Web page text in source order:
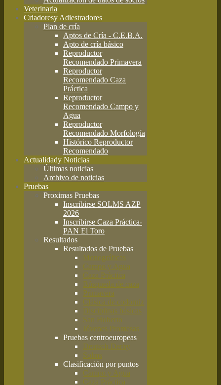
Veterinaria
Criadoresy Adiestradores
Plan de cría
Aptos de Cría - C.E.B.A.
Apto de cría básico
Reproductor
Recomendado Primavera
Reproductor
Recomendado Caza
Práctica
Reproductor
Recomendado Campo y
Agua
Reproductor
Recomendado Morfología
Histórico Reproductor
Recomendado
Actualidady Noticias
Últimas noticias
Archivo de noticias
Pruebas
Proximas Pruebas
Inscribirse SOLMS AZP
2026
Inscribirse Caza Práctica-
PAN El Toro
Resultados
Resultados de Pruebas
Monográficas
Campo y Agua
Caza Práctica
Búsqueda de caza
Primavera
Clásica de codorniz
Disciplinas básicas
San Huberto
Jóvenes Promesas
Pruebas centroeuropeas
Deutsch Derby
Solms
Clasificación por puntos
Campo y Agua
Caza Práctica